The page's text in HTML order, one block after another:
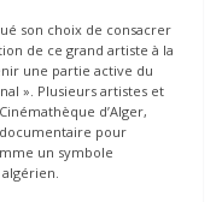
son choix de consacrer
de ce grand artiste à la
une partie active du
». Plusieurs artistes et
d’Alger,
pour
un symbole